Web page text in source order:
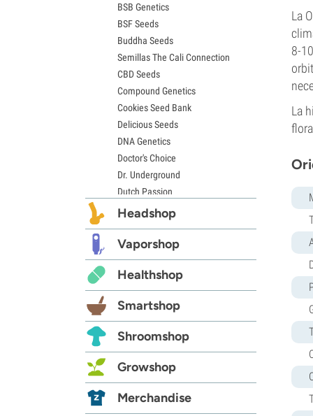
La
8-
La
Semillas de Pineapple Express
Semillas de Chemdawg
Semillas de Hindu Kush
Semillas de Mimosa
BSB Genetics
BSF Seeds
Buddha Seeds
Semillas The Cali Connection
CBD Seeds
Compound Genetics
Cookies Seed Bank
Delicious Seeds
DNA Genetics
Doctor's Choice
Dr. Underground
Dutch Passion
Elite Seeds
Exotic Seed
Expert Seeds
FastBuds
Female Seeds
French Touch Seeds
Garden of Green
GeneSeeds
G13 Labs
Grass-O-Matic
Headshop
Vaporshop
Healthshop
Smartshop
Shroomshop
Growshop
Merchandise